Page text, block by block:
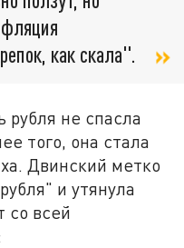
как скала".
рубля не спасла
того, она стала
Двинский метко
и утянула
со всей